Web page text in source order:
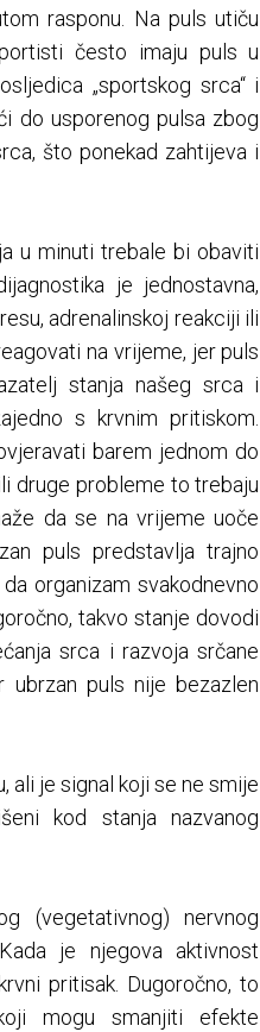
rasponu. Na puls utiču
često imaju puls u
„sportskog srca“ i
do usporenog pulsa zbog
što ponekad zahtijeva i
u minuti trebale bi obaviti
je jednostavna,
adrenalinskoj reakciji ili
na vrijeme, jer puls
stanja našeg srca i
s krvnim pritiskom.
barem jednom do
druge probleme to trebaju
da se na vrijeme uoče
puls predstavlja trajno
organizam svakodnevno
takvo stanje dovodi
srca i razvoja srčane
puls nije bezazlen
ali je signal koji se ne smije
kod stanja nazvanog
(vegetativnog) nervnog
je njegova aktivnost
pritisak. Dugoročno, to
mogu smanjiti efekte